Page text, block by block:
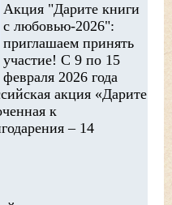
Акция "Дарите книги
с любовью-2026":
приглашаем принять
участие! С 9 по 15
февраля 2026 года
акция «Дарите
к
– 14